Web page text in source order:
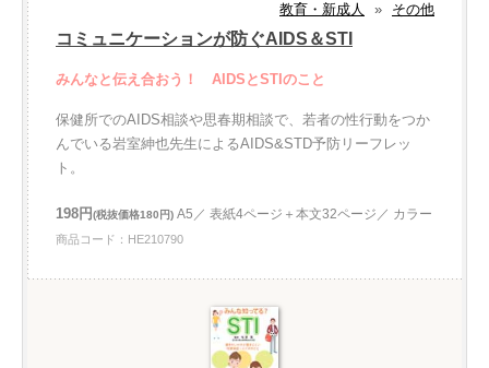
教育・新成人 » その他
コミュニケーションが防ぐAIDS＆STI
みんなと伝え合おう！ AIDSとSTIのこと
保健所でのAIDS相談や思春期相談で、若者の性行動をつか
んでいる岩室紳也先生によるAIDS&STD予防リーフレッ
ト。
198円(税抜価格180円) A5／ 表紙4ページ＋本文32ページ／ カラー
商品コード：HE210790